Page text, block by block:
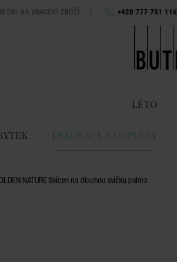
DNÍ NA VRÁCENÍ ZBOŽÍ | +420 777 751 116
LÉTO
DEKORACE A DOPLŇKY
NATURE Svícen na dlouhou svíčku palma